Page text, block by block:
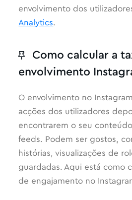
envolvimento dos
Analytics.
Como calcular a
envolvimento
O envolvimento no
acções dos utilizadores
encontrarem o seu
feeds. Podem ser gostos,
histórias, visualizações de
guardadas. Aqui está como
de engajamento no